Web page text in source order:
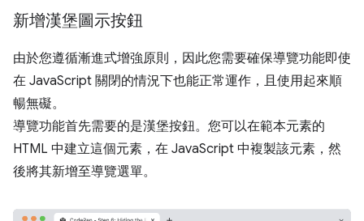
新增漢堡圖示按鈕
由於您遵循漸進式增強原則，因此您需要確保導覽功能即使
在 JavaScript 關閉的情況下也能正常運作，且使用起來順
暢無礙。
導覽功能首先需要的是漢堡按鈕。您可以在範本元素的
HTML 中建立這個元素，在 JavaScript 中複製該元素，然
後將其新增至導覽選單。